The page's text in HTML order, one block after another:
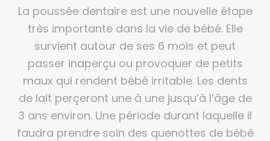
La poussée dentaire est une nouvelle étape
très importante dans la vie de bébé. Elle
survient autour de ses 6 mois et peut
passer inaperçu ou provoquer de petits
maux qui rendent bébé irritable. Les dents
de lait perçeront une à une jusqu’à l’âge de
3 ans environ. Une période durant laquelle il
faudra prendre soin des quenottes de bébé